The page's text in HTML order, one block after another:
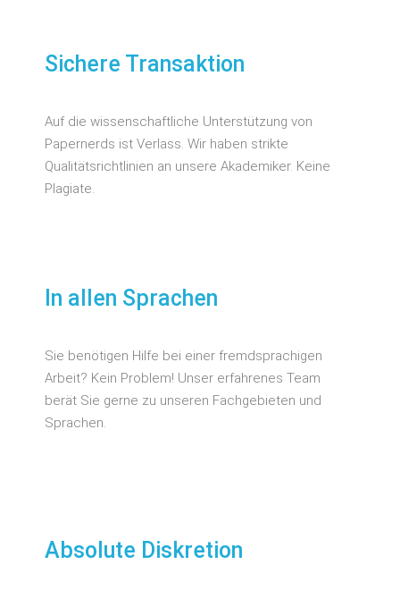
Sichere Transaktion
Auf die wissenschaftliche Unterstützung von
Papernerds ist Verlass. Wir haben strikte
Qualitätsrichtlinien an unsere Akademiker. Keine
Plagiate.
In allen Sprachen
Sie benötigen Hilfe bei einer fremdsprachigen
Arbeit? Kein Problem! Unser erfahrenes Team
berät Sie gerne zu unseren Fachgebieten und
Sprachen.
Absolute Diskretion